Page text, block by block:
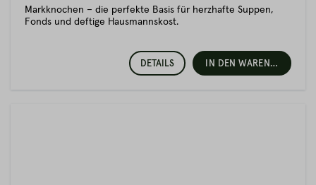
Markknochen – die perfekte Basis für herzhafte Suppen,
Fonds und deftige Hausmannskost.
DETAILS IN DEN WARENKORB